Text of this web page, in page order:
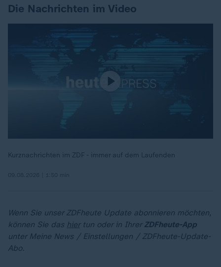
Die Nachrichten im Video
Kurznachrichten im ZDF - immer auf dem Laufenden
Wenn Sie unser ZDFheute Update abonnieren möchten,
können Sie das hiertun oder in Ihrer ZDFheute-App
unter Meine News / Einstellungen / ZDFheute-Update-
Abo.